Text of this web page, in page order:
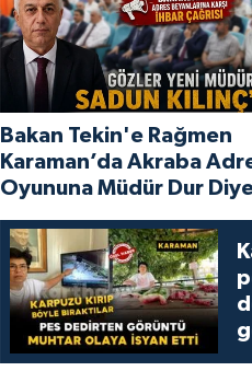
Bakan Tekin'e Rağmen
Karaman’da Akraba
Oyununa Müdür Dur